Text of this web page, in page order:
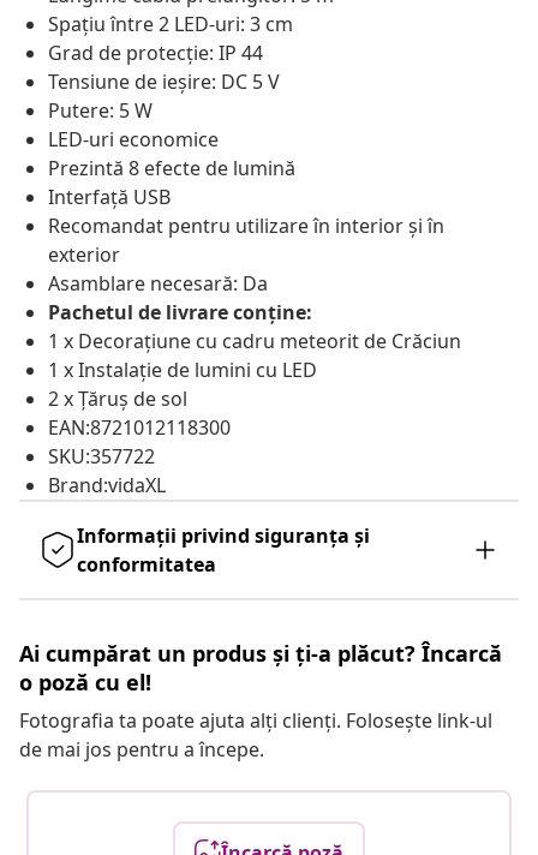
Spațiu între 2 LED-uri: 3 cm
Grad de protecție: IP 44
Tensiune de ieșire: DC 5 V
Putere: 5 W
LED-uri economice
Prezintă 8 efecte de lumină
Interfață USB
Recomandat pentru utilizare în interior și în
exterior
Asamblare necesară: Da
Pachetul de livrare conține:
1 x Decorațiune cu cadru meteorit de Crăciun
1 x Instalație de lumini cu LED
2 x Țăruș de sol
EAN:8721012118300
SKU:357722
Brand:vidaXL
Informații privind siguranța și
conformitatea
Ai cumpărat un produs și ți-a plăcut? Încarcă
o poză cu el!
Fotografia ta poate ajuta alți clienți. Folosește link-ul
de mai jos pentru a începe.